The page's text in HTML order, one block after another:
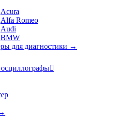
Acura
Alfa Romeo
Audi
BMW
для диагностики →
